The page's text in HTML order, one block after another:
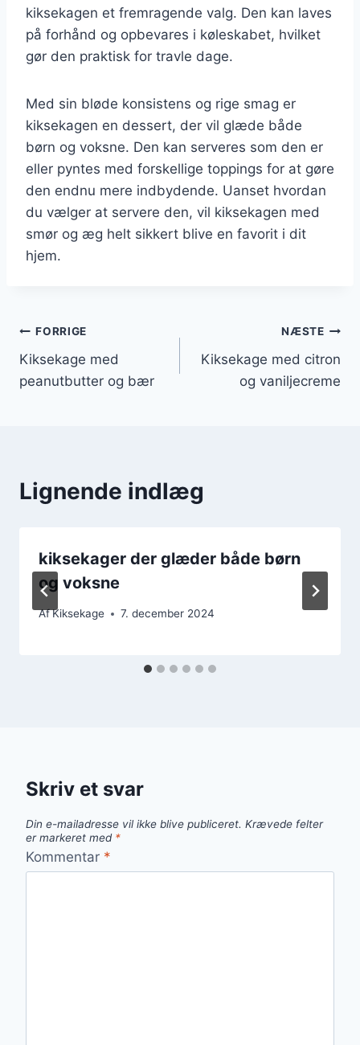
kiksekagen et fremragende valg. Den kan laves
på forhånd og opbevares i køleskabet, hvilket
gør den praktisk for travle dage.
Med sin bløde konsistens og rige smag er
kiksekagen en dessert, der vil glæde både
børn og voksne. Den kan serveres som den er
eller pyntes med forskellige toppings for at gøre
den endnu mere indbydende. Uanset hvordan
du vælger at servere den, vil kiksekagen med
smør og æg helt sikkert blive en favorit i dit
hjem.
Indlægsnavigation
FORRIGE
Kiksekage med
peanutbutter og bær
NÆSTE
Kiksekage med citron
og vaniljecreme
Lignende indlæg
kiksekager der glæder både børn
og voksne
AfKiksekage 7. december 2024
Skriv et svar
Din e-mailadresse vil ikke blive publiceret. Krævede felter
er markeret med *
Kommentar *